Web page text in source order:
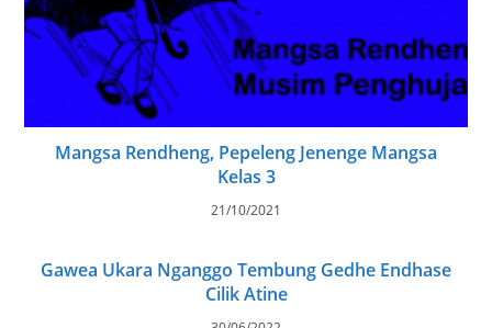
Mangsa Rendheng, Pepeleng Jenenge Mangsa
Kelas 3
21/10/2021
Gawea Ukara Nganggo Tembung Gedhe Endhase
Cilik Atine